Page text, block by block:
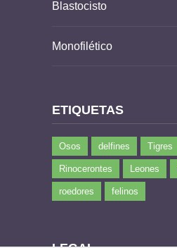
Blastocisto
Monofilético
ETIQUETAS
Osos delfines Tigres
Rinocerontes Leones
roedores felinos